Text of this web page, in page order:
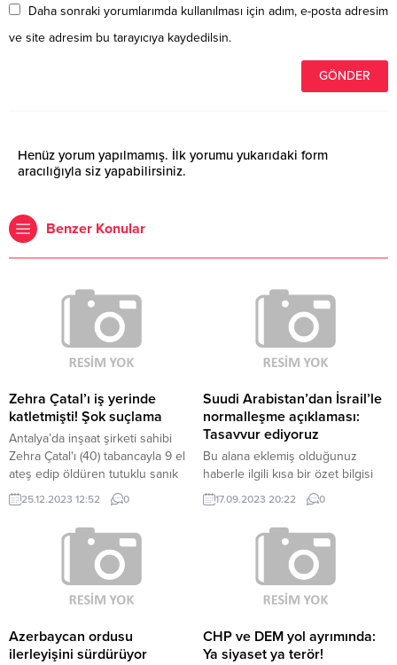
Daha sonraki yorumlarımda kullanılması için adım, e-posta adresim
ve site adresim bu tarayıcıya kaydedilsin.
Henüz yorum yapılmamış. İlk yorumu yukarıdaki form
aracılığıyla siz yapabilirsiniz.
Benzer Konular
Zehra Çatal’ı iş yerinde
katletmişti! Şok suçlama
Antalya’da inşaat şirketi sahibi
Zehra Çatal'ı (40) tabancayla 9 el
ateş edip öldüren tutuklu sanık
Yılmaz Fahrioğlu (45),
duruşmadaki ifadesinde, "Zehra
Hanım'ı öldürten dayısı Erol
Bey'dir. Beni oraya çağırdı” dedi.
25.12.2023 12:52 0
Suudi Arabistan’dan İsrail’le
normalleşme açıklaması:
Tasavvur ediyoruz
Bu alana eklemiş olduğunuz
haberle ilgili kısa bir özet bilgisi
ekleyebilirsiniz. Bu metin yazı
düzenleme sayfasında “Özet”
bölümünden eklenebilir. Özet
eklenmişse başlık altında kalın
olarak bu şekilde gösterilir,
eklenmemişse bu alan boş kalır.
17.09.2023 20:22 0
Azerbaycan ordusu
ilerleyişini sürdürüyor
CHP ve DEM yol ayrımında:
Ya siyaset ya terör!